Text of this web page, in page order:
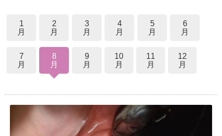
1
月
2
月
3
月
4
月
5
月
6
月
7
月
8
月
9
月
10
月
11
月
12
月